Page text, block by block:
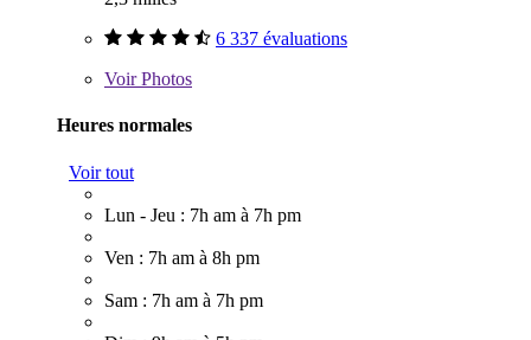
6 337 évaluations
VoirPhotos
Heures normales
Voir tout
Lun - Jeu : 7h am à 7h pm
Ven : 7h am à 8h pm
Sam : 7h am à 7h pm